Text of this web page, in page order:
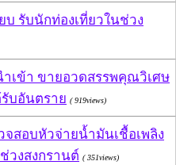
บ รับนักท่องเที่ยวในช่วง
ำเข้า ขายอวดสรรพคุณวิเศษ
รับอันตราย ( 919views)
จสอบหัวจ่ายน้ำมันเชื้อเพลิง
วงสงกรานต์ ( 351views)